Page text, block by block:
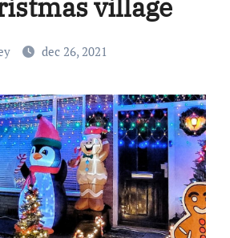
village
dec 26, 2021